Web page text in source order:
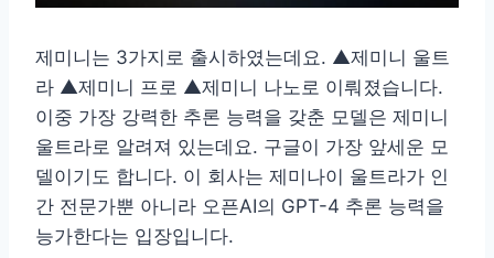
제미니는 3가지로 출시하였는데요. ▲제미니 울트
라 ▲제미니 프로 ▲제미니 나노로 이뤄졌습니다.
이중 가장 강력한 추론 능력을 갖춘 모델은 제미니
울트라로 알려져 있는데요. 구글이 가장 앞세운 모
델이기도 합니다. 이 회사는 제미나이 울트라가 인
간 전문가뿐 아니라 오픈AI의 GPT-4 추론 능력을
능가한다는 입장입니다.